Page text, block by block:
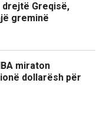
drejtë Greqisë,
greminë
miraton
dollarësh për